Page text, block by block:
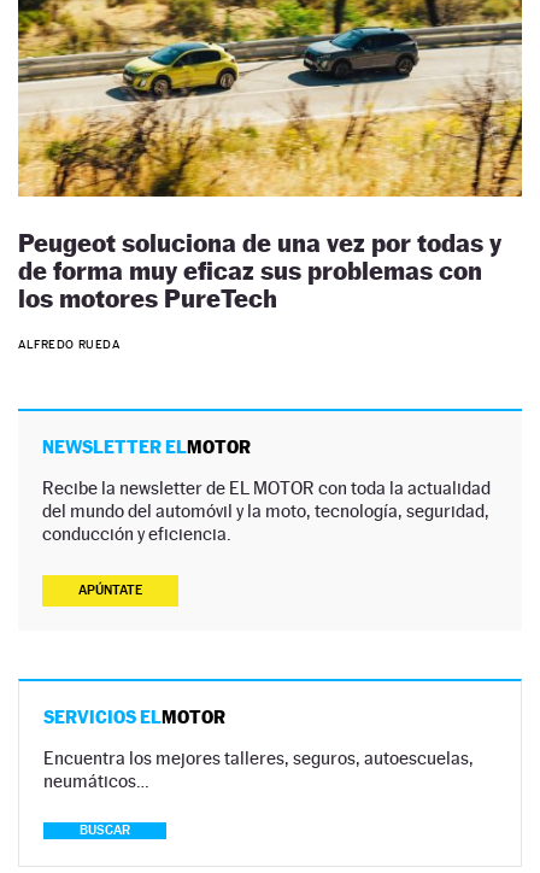
Peugeot soluciona de una vez por todas y
de forma muy eficaz sus problemas con
los motores PureTech
ALFREDO RUEDA
NEWSLETTER ELMOTOR
Recibe la newsletter de EL MOTOR con toda la actualidad
del mundo del automóvil y la moto, tecnología, seguridad,
conducción y eficiencia.
APÚNTATE
SERVICIOS ELMOTOR
Encuentra los mejores talleres, seguros, autoescuelas,
neumáticos…
BUSCAR